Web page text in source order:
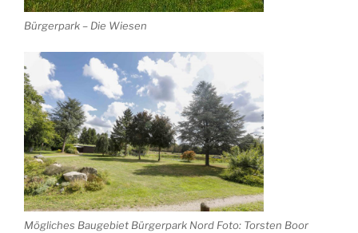
Bürgerpark – Die Wiesen
Mögliches Baugebiet Bürgerpark Nord Foto: Torsten Boor